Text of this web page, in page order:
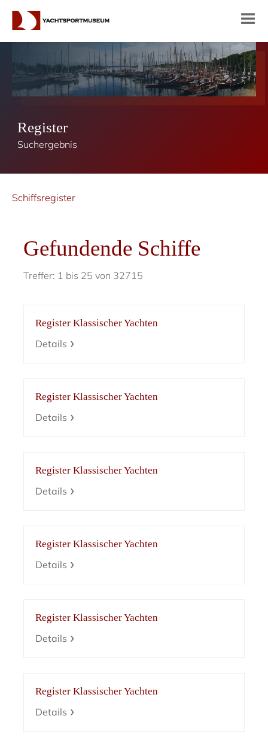
Register
Suchergebnis
Schiffsregister
Gefundende Schiffe
Treffer: 1 bis 25 von 32715
Register Klassischer Yachten
Details
Register Klassischer Yachten
Details
Register Klassischer Yachten
Details
Register Klassischer Yachten
Details
Register Klassischer Yachten
Details
Register Klassischer Yachten
Details